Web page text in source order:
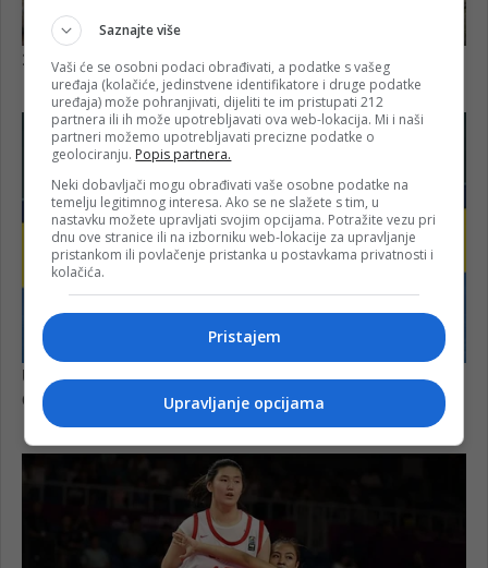
Saznajte više
Vaši će se osobni podaci obrađivati, a podatke s vašeg
uređaja (kolačiće, jedinstvene identifikatore i druge podatke
uređaja) može pohranjivati, dijeliti te im pristupati 212
partnera ili ih može upotrebljavati ova web-lokacija. Mi i naši
partneri možemo upotrebljavati precizne podatke o
geolociranju. Popis partnera.
Neki dobavljači mogu obrađivati vaše osobne podatke na
temelju legitimnog interesa. Ako se ne slažete s tim, u
nastavku možete upravljati svojim opcijama. Potražite vezu pri
dnu ove stranice ili na izborniku web-lokacije za upravljanje
pristankom ili povlačenje pristanka u postavkama privatnosti i
kolačića.
Pristajem
Upravljanje opcijama